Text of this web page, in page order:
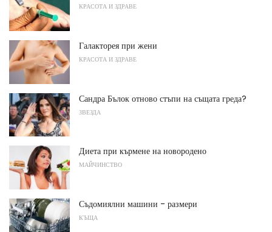
КРАСОТА И ЗДРАВЕ
Галакторея при жени
КРАСОТА И ЗДРАВЕ
Сандра Бълок отново стъпи на същата греда?
ЗВЕЗДА
Диета при кърмене на новородено
МАЙЧИНСТВО
Съдомиялни машини - размери
КЪЩА